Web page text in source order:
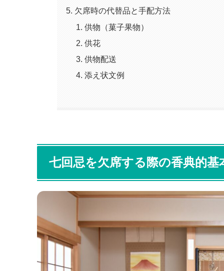
欠席時の代替品と手配方法
供物（菓子果物）
供花
供物配送
添え状文例
七回忌を欠席する際の香典的基